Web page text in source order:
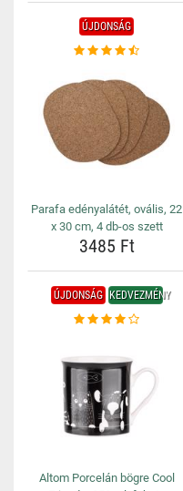
ÚJDONSÁG
Parafa edényalátét, ovális, 22
x 30 cm, 4 db-os szett
3485 Ft
ÚJDONSÁG KEDVEZMÉNY
Altom Porcelán bögre Cool